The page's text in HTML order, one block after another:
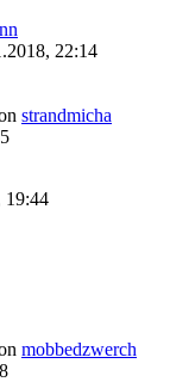
22:14
strandmicha
19:44
mobbedzwerch